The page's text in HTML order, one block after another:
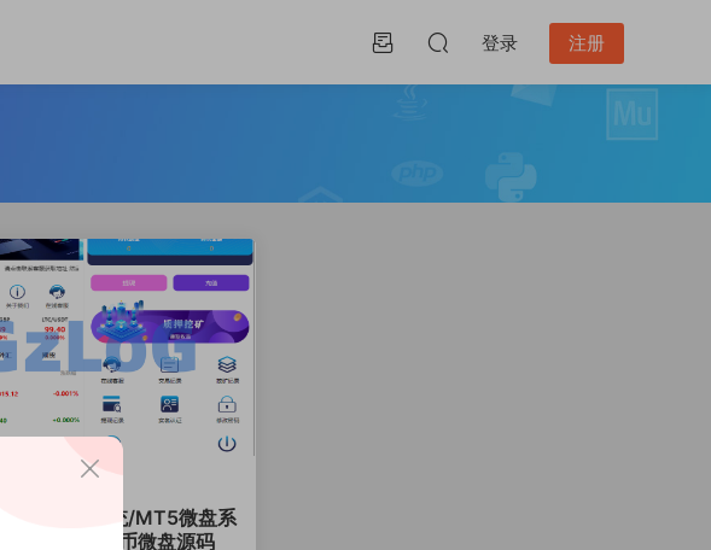
登录 注册
微交易系统/MT5微盘系
押/外汇虚拟币微盘源码